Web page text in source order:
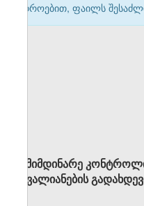
დროებით, ფაილს
მიმდინარე
დავალიანების